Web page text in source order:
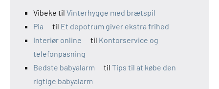
Vibeke til Vinterhygge med brætspil
Pia
til Et depotrum giver ekstra frihed
Interiør online
til Kontorservice og
telefonpasning
Bedste babyalarm
til Tips til at købe den
rigtige babyalarm